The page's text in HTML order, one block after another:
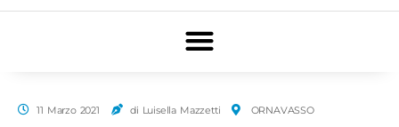
11 Marzo 2021 di Luisella Mazzetti ORNAVASSO